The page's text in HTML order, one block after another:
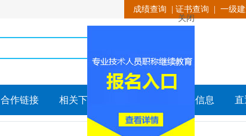
成绩查询 证书查询 一级
合作链接 相关下载 招聘信息 直